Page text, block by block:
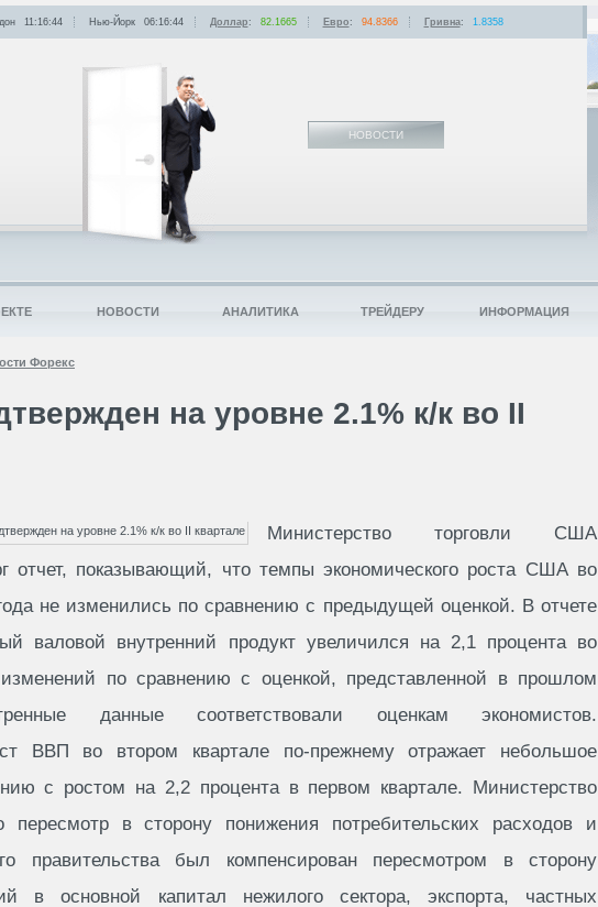
Форекс
на уровне 2.1% к/к во II
Министерство торговли США
отчет, показывающий, что темпы экономического роста США во
не изменились по сравнению с предыдущей оценкой. В отчете
валовой внутренний продукт увеличился на 2,1 процента во
по сравнению с оценкой, представленной в прошлом
данные соответствовали оценкам экономистов.
ВВП во втором квартале по-прежнему отражает небольшое
с ростом на 2,2 процента в первом квартале. Министерство
пересмотр в сторону понижения потребительских расходов и
правительства был компенсирован пересмотром в сторону
в основной капитал нежилого сектора, экспорта, частных
НОВОСТИ
11:16:44 Нью-Йорк 06:16:44 Доллар: 82.1665 Евро: 94.8366 Гривна: 1.8358
НОВОСТИ АНАЛИТИКА ТРЕЙДЕРУ ИНФОРМАЦИЯ